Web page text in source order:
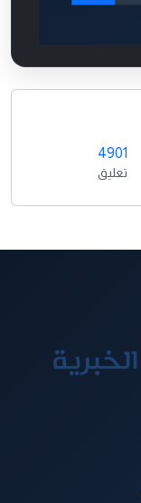
4901
تعليق